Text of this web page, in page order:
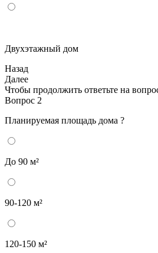
Двухэтажный дом
Назад
Далее
Чтобы продолжить ответьте на
Вопрос 2
Планируемая площадь дома ?
До 90 м²
90-120 м²
120-150 м²